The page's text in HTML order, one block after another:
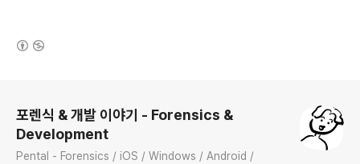
포렌식 & 개발 이야기 - Forensics &
Development
Pental - Forensics / iOS / Windows / Android /